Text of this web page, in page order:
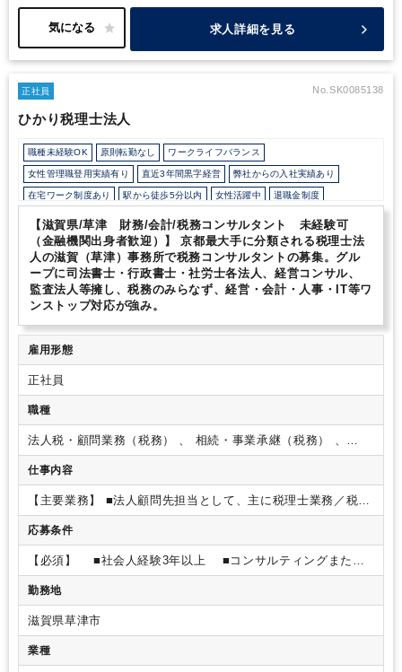
となり、クライアントから様々な相談を受け、各グループ法人と連
携をしながら仕事ができ、
知識も深める事が出来ます。研修制度
求人詳細を見る
正社員 No.SK0085138
ひかり税理士法人
職種未経験OK 原則転勤なし ワークライフバランス
女性管理職登用実績有り 直近3年間黒字経営 弊社からの入社実績あり
在宅ワーク制度あり 駅から徒歩5分以内 女性活躍中 退職金制度
土日祝休み 完全週休2日制
【滋賀県/草津 財務/会計/税務コンサルタント 未経験可
（金融機関出身者歓迎）】 京都最大手に分類される税理士法
人の滋賀（草津）事務所で税務コンサルタントの募集。グル
ープに司法書士・行政書士・社労士各法人、経営コンサル、
監査法人等擁し、税務のみらなず、経営・会計・人事・IT等ワ
ンストップ対応が強み。
雇用形態
正社員
職種
法人税・顧問業務（税務） 、 相続・事業承継（税務） 、
M&A・企業再生
仕事内容
【主要業務】
■法人顧問先担当として、主に税理士業務／税理
士補助業務をメインに、法人・個人顧問先の対応をお任せしま
す。入社1年後には、10～15件程度の担当できるようなキャリ
アステップが可能です。
◇金融機関出身者歓迎
■IT導入補助金、事業再構築補助金の提案■事業承継対策、相続
税対策、M＆A、DXコンサル、人事コンサルの提案
会計を活用した経理業務改善の提案◎キャリアアップの幅も
広く、場合によっては他部門への異動も相談に応じます。成長
意欲が高い社員が集まっているので、将来的な活躍の場が広
いことも魅力です。
応募条件
【必須】 ■社会人経験3年以上
■コンサルティングまたは
法人営業経験者もしくは、税理士試験の科目合格者【歓迎】
■金融業界出身・事業会社での経理実務経験をお持ちの方
■日商簿記検定2級 尚可
ル･プランニング技能士3級 尚可
理念やビジョンに共感し、自身のキャリアビジョンと重ねられ
る方■組織の一員として、所内外問わず信頼関係を構築でき
勤務地
滋賀県草津市
業種